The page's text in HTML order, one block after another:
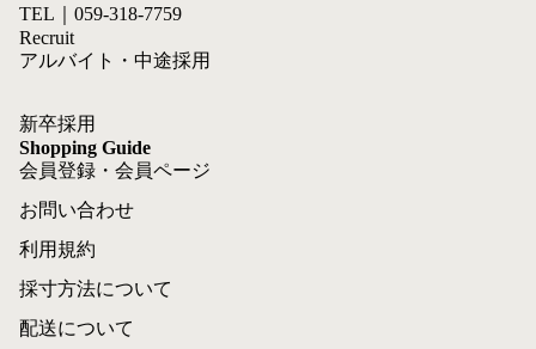
TEL｜059-318-7759
Recruit
アルバイト・中途採用
新卒採用
Shopping Guide
会員登録・会員ページ
お問い合わせ
利用規約
採寸方法について
配送について